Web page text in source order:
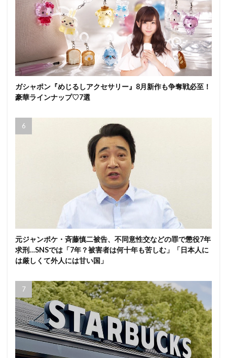
ガシャポン『めじるしアクセサリー』8月新作も争奪戦必至！
豪華ラインナップ♡7選
元ジャンポケ・斉藤慎二被告、不同意性交などの罪で懲役7年
求刑…SNSでは「7年？被害者は何十年も苦しむ」「日本人に
は厳しくて外人には甘い国」